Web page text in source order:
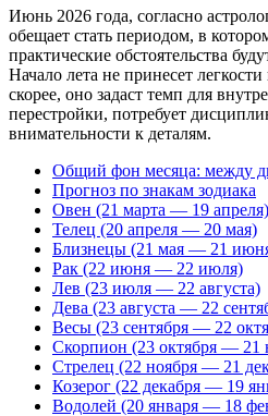
Июнь 2026 года, согласно
обещает стать периодом, в
практические обстоятельства
Начало лета не принесет
скорее, оно задаст темп для
перестройки, потребует
внимательности к деталям.
Общий фон месяца: между
Прогноз по знакам зодиака
Овен (21 марта — 19 апреля)
Телец (20 апреля — 20 мая)
Близнецы (21 мая — 21
Рак (22 июня — 22 июля)
Лев (23 июля — 22 августа)
Дева (23 августа — 22
Весы (23 сентября — 22
Скорпион (23 октября — 21
Стрелец (22 ноября — 21
Козерог (22 декабря — 19
Водолей (20 января — 18